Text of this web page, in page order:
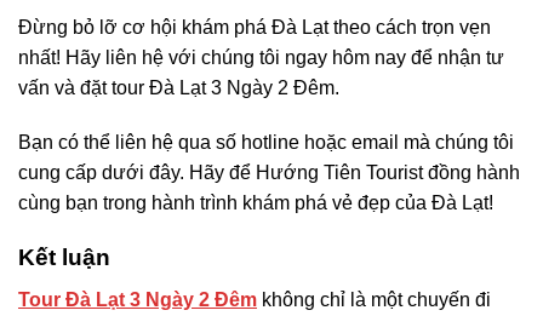
Đừng bỏ lỡ cơ hội khám phá Đà Lạt theo cách trọn vẹn
nhất! Hãy liên hệ với chúng tôi ngay hôm nay để nhận tư
vấn và đặt tour Đà Lạt 3 Ngày 2 Đêm.
Bạn có thể liên hệ qua số hotline hoặc email mà chúng tôi
cung cấp dưới đây. Hãy để Hướng Tiên Tourist đồng hành
cùng bạn trong hành trình khám phá vẻ đẹp của Đà Lạt!
Kết luận
Tour Đà Lạt 3 Ngày 2 Đêm không chỉ là một chuyến đi